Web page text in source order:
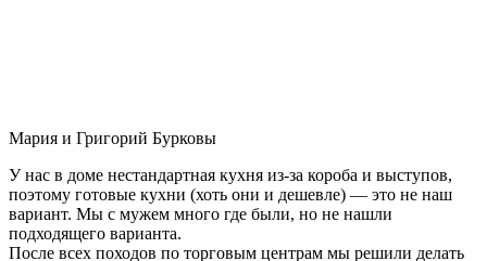
Мария и Григорий Бурковы
У нас в доме нестандартная кухня из-за короба и выступов,
поэтому готовые кухни (хоть они и дешевле) — это не наш
вариант. Мы с мужем много где были, но не нашли
подходящего варианта.
После всех походов по торговым центрам мы решили делать